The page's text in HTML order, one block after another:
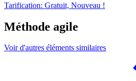
Tarification: Gratuit, Nouveau !
Méthode agile
Voir d'autres éléments similaires